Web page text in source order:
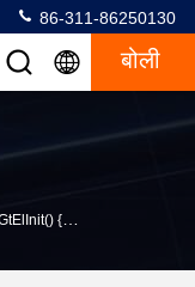
86-311-86250130
बोली